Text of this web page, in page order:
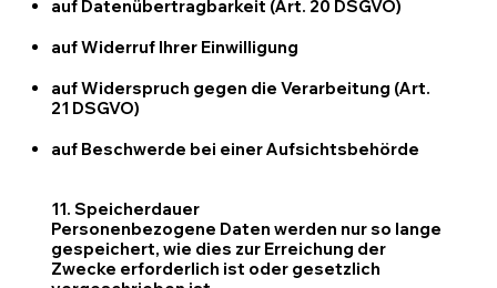
auf Datenübertragbarkeit (Art. 20 DSGVO)
auf Widerruf Ihrer Einwilligung
auf Widerspruch gegen die Verarbeitung (Art.
21 DSGVO)
auf Beschwerde bei einer Aufsichtsbehörde
11. Speicherdauer
Personenbezogene Daten werden nur so lange
gespeichert, wie dies zur Erreichung der
Zwecke erforderlich ist oder gesetzlich